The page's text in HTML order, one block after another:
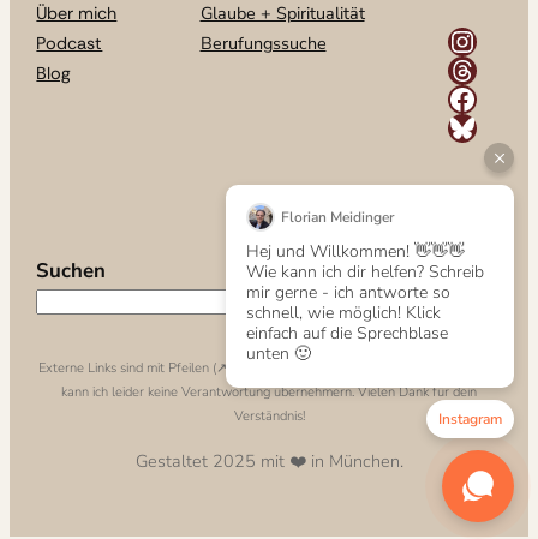
Über mich
Podcast
Blog
Glaube + Spiritualität
Berufungssuche
Instagram
Threads
Facebook
Bluesky
Suchen
🔎
Externe Links sind mit Pfeilen (↗️) gekennzeichnet. Für die Inhalte externer Links
kann ich leider keine Verantwortung übernehmern. Vielen Dank für dein
Verständnis!
Gestaltet 2025 mit ❤️ in München.
Florian Meidinger
Hej und Willkommen! 👋👋👋
Wie kann ich dir helfen? Schreib
mir gerne - ich antworte so
schnell, wie möglich! Klick
einfach auf die Sprechblase
unten 🙂
Instagram